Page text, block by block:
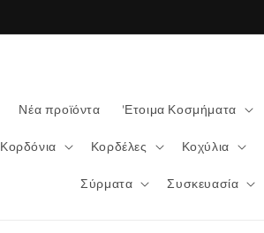
Νέα προϊόντα 'Ετοιμα Κοσμήματα
Κορδόνια Κορδέλες Κοχύλια
Σύρματα Συσκευασία